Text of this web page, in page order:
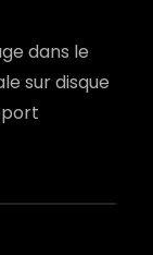
dans le
sur disque